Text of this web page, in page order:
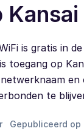
is gratis in
toegang op
te
Gepubliceerd op